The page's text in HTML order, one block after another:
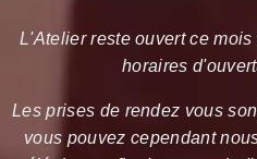
L'Atelier reste ouvert ce
horaires
Les prises de rendez vous
vous pouvez cependant